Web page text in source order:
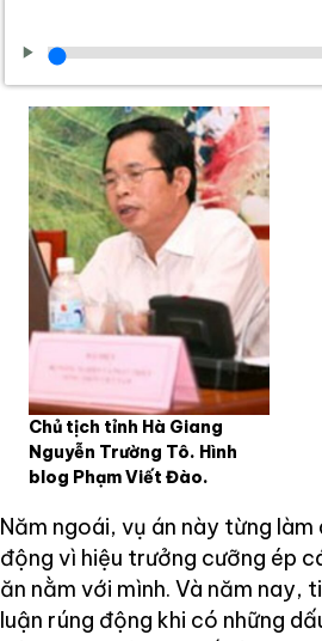
Chủ tịch tỉnh Hà Giang
Nguyễn Trường Tô. Hình
blog Phạm Viết Đào.
Năm ngoái, vụ án này từng làm
động vì hiệu trưởng cưỡng ép
ăn nằm với mình. Và năm nay,
luận rúng động khi có những